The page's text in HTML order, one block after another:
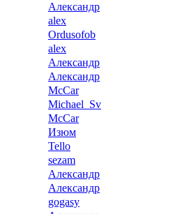
Александр
alex
Ordusofob
alex
Александр
Александр
McCar
Michael_Sv
McCar
Изюм
Tello
sezam
Александр
Александр
gogasy